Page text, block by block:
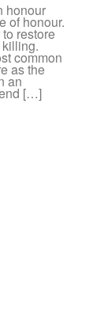
honour
of honour.
restore
common
as the
an
[…]